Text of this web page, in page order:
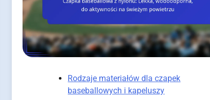
Rodzaje materiałów dla czapek
baseballowych i kapeluszy